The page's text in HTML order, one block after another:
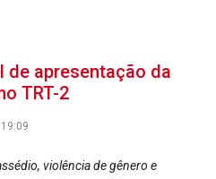
de apresentação da
TRT-2
violência de gênero e